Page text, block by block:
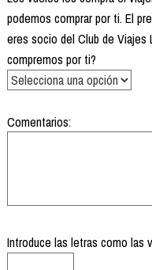
podemos comprar por ti. El
eres socio del Club de Viajes
compremos por ti?
Comentarios:
Introduce las letras como las